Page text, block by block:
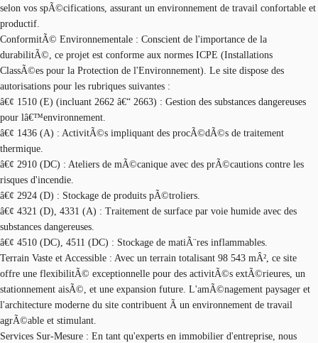
selon vos spÃ©cifications, assurant un environnement de travail confortable et
productif.
ConformitÃ© Environnementale : Conscient de l'importance de la
durabilitÃ©, ce projet est conforme aux normes ICPE (Installations
ClassÃ©es pour la Protection de l'Environnement). Le site dispose des
autorisations pour les rubriques suivantes :
â€¢ 1510 (E) (incluant 2662 â€“ 2663) : Gestion des substances dangereuses
pour lâ€™environnement.
â€¢ 1436 (A) : ActivitÃ©s impliquant des procÃ©dÃ©s de traitement
thermique.
â€¢ 2910 (DC) : Ateliers de mÃ©canique avec des prÃ©cautions contre les
risques d'incendie.
â€¢ 2924 (D) : Stockage de produits pÃ©troliers.
â€¢ 4321 (D), 4331 (A) : Traitement de surface par voie humide avec des
substances dangereuses.
â€¢ 4510 (DC), 4511 (DC) : Stockage de matiÃ¨res inflammables.
Terrain Vaste et Accessible : Avec un terrain totalisant 98 543 mÂ², ce site
offre une flexibilitÃ© exceptionnelle pour des activitÃ©s extÃ©rieures, un
stationnement aisÃ©, et une expansion future. L'amÃ©nagement paysager et
l'architecture moderne du site contribuent Ã un environnement de travail
agrÃ©able et stimulant.
Services Sur-Mesure : En tant qu'experts en immobilier d'entreprise, nous